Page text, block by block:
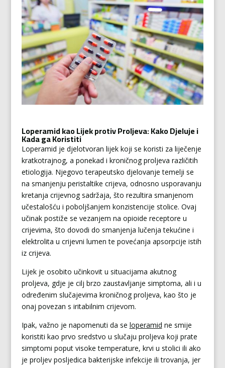
Loperamid kao Lijek protiv Proljeva: Kako Djeluje i
Kada ga Koristiti
Loperamid je djelotvoran lijek koji se koristi za liječenje
kratkotrajnog, a ponekad i kroničnog proljeva različitih
etiologija. Njegovo terapeutsko djelovanje temelji se
na smanjenju peristaltike crijeva, odnosno usporavanju
kretanja crijevnog sadržaja, što rezultira smanjenom
učestalošću i poboljšanjem konzistencije stolice. Ovaj
učinak postiže se vezanjem na opioide receptore u
crijevima, što dovodi do smanjenja lučenja tekućine i
elektrolita u crijevni lumen te povećanja apsorpcije istih
iz crijeva.
Lijek je osobito učinkovit u situacijama akutnog
proljeva, gdje je cilj brzo zaustavljanje simptoma, ali i u
određenim slučajevima kroničnog proljeva, kao što je
onaj povezan s iritabilnim crijevom.
Ipak, važno je napomenuti da se loperamid ne smije
koristiti kao prvo sredstvo u slučaju proljeva koji prate
simptomi poput visoke temperature, krvi u stolici ili ako
je proljev posljedica bakterijske infekcije ili trovanja, jer